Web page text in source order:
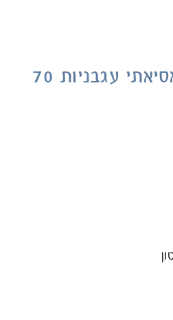
דודומי-נודלס אסיאתי עגבניות 70